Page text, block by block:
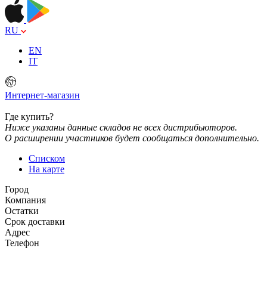
RU
EN
IT
Интернет-магазин
Где купить?
Ниже указаны данные складов не всех дистрибьюторов.
О расширении участников будет сообщаться дополнительно.
Списком
На карте
Город
Компания
Остатки
Срок доставки
Адрес
Телефон